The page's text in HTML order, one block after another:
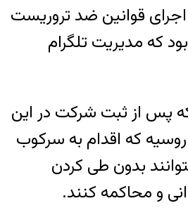
اجرای قوانین ضد تروریست
این تهدید بود که مدیریت تلگرام
پس از ثبت شرکت در این
که اقدام به سرکوب
بدون طی کردن
و محاکمه کنند.